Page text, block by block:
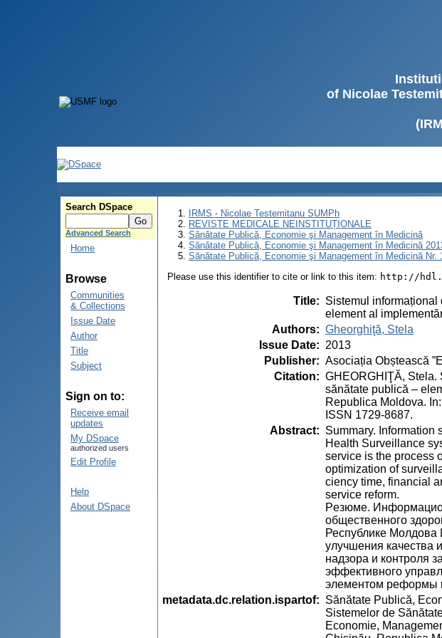
of Nicolae
Search DSpace
Advanced Search
Home
Browse
Communities
& Collections
Issue Date
Author
Title
Subject
Sign on to:
Receive email
updates
My DSpace
authorized users
Edit Profile
Help
About DSpace
IRMS - Nicolae Testemitanu SUMPh
REVISTE MEDICALE NEINSTITUȚIONALE
Sănătate Publică, Economie şi Management în Medicină
Sănătate Publică, Economie şi Management în Medicină
Sănătate Publică, Economie şi Management în Medicină Nr.
Please use this identifier to cite or link to this item: http://
Title: Sistemul
element al
Authors: Gheorghiţă, Stela
Issue Date: 2013
Publisher: Asociația Obștească
Citation: GHEORGHIŢĂ, Stela.
sănătate publică –
Republica Moldova.
ISSN 1729-8687.
Abstract: Summary. Information
Health Surveillance
service is the process
optimization of
ciency time, financial
service reform.
Pезюме.
общественного
Республике
улучшения качества
надзора и контроля
эффективного
элементом реформы
metadata.dc.relation.ispartof: Sănătate Publică,
Sistemelor de
Economie,